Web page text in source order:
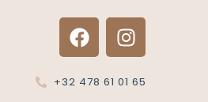
+32 478 61 01 65